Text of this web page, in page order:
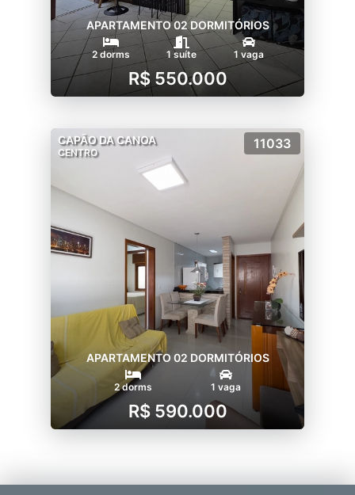
APARTAMENTO 02 DORMITÓRIOS
2 dorms 1 suíte 1 vaga
R$ 550.000
CAPÃO DA CANOA
CENTRO
11033
APARTAMENTO 02 DORMITÓRIOS
2 dorms 1 vaga
R$ 590.000